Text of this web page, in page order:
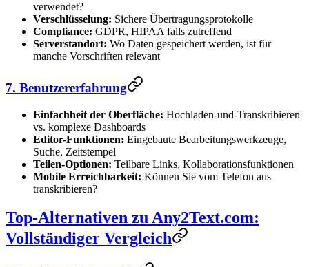
verwendet?
Verschlüsselung: Sichere Übertragungsprotokolle
Compliance: GDPR, HIPAA falls zutreffend
Serverstandort: Wo Daten gespeichert werden, ist für
manche Vorschriften relevant
7. Benutzererfahrung
Einfachheit der Oberfläche: Hochladen-und-Transkribieren
vs. komplexe Dashboards
Editor-Funktionen: Eingebaute Bearbeitungswerkzeuge,
Suche, Zeitstempel
Teilen-Optionen: Teilbare Links, Kollaborationsfunktionen
Mobile Erreichbarkeit: Können Sie vom Telefon aus
transkribieren?
Top-Alternativen zu Any2Text.com:
Vollständiger Vergleich